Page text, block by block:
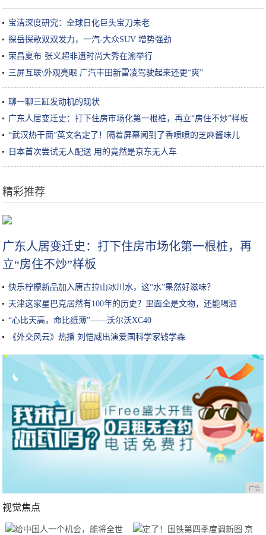
宝洁深度研究：全球日化巨头宝刀未老
探岳探歌双双发力，一汽-大众SUV 增势强劲
荣昌夏布·张义超非遗时尚大秀在渝举行
三屏互联\外观亮眼 广汽丰田新雷凌驾驶起来还更“爽”
聊一聊三缸发动机的现状
广东人居变迁史：打下住房市场化第一根桩，再立“房住不炒”样板
“武汉热干面”英文名定了！隔着屏幕闻到了香喷喷的芝麻酱味儿
日本首次尝试无人配送 用的竟然是京东无人车
精彩推荐
广东人居变迁史：打下住房市场化第一根桩，再
立“房住不炒”样板
快乐柠檬新品加入唐古拉山冰川水，这“水”果然好滋味？
天津这家星巴克居然有100年的历史？里面全是文物，还能喝酒
“心比天高，命比纸薄”——沃尔沃XC40
《外交风云》热播 刘恺威出演爱国科学家钱学森
广告
视觉焦点